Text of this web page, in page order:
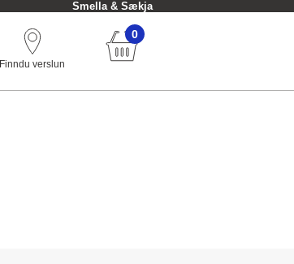
Smella & Sækja
Finndu verslun
0